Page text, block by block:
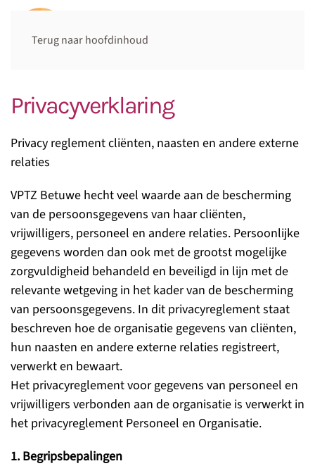
Terug naar hoofdinhoud
Privacyverklaring
Privacy reglement cliënten, naasten en andere externe
relaties
VPTZ Betuwe hecht veel waarde aan de bescherming
van de persoonsgegevens van haar cliënten,
vrijwilligers, personeel en andere relaties. Persoonlijke
gegevens worden dan ook met de grootst mogelijke
zorgvuldigheid behandeld en beveiligd in lijn met de
relevante wetgeving in het kader van de bescherming
van persoonsgegevens. In dit privacyreglement staat
beschreven hoe de organisatie gegevens van cliënten,
hun naasten en andere externe relaties registreert,
verwerkt en bewaart.
Het privacyreglement voor gegevens van personeel en
vrijwilligers verbonden aan de organisatie is verwerkt in
het privacyreglement Personeel en Organisatie.
1. Begripsbepalingen